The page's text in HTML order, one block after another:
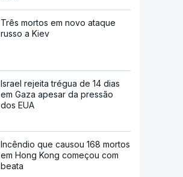
Três mortos em novo ataque
russo a Kiev
Israel rejeita trégua de 14 dias
em Gaza apesar da pressão
dos EUA
Incêndio que causou 168 mortos
em Hong Kong começou com
beata